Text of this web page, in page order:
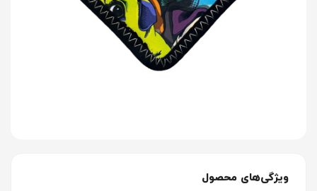
ویژگی‌های محصول